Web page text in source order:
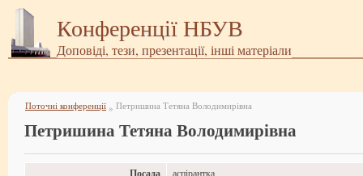
Конференції НБУВ
Доповіді, тези, презентації, інші матеріали
Поточні конференції » Петришина Тетяна Володимирівна
Петришина Тетяна Володимирівна
Посада аспірантка